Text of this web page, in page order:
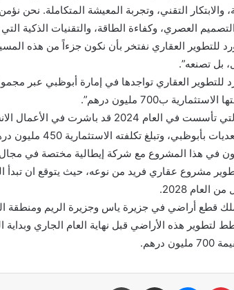
والابتكار التقني، وتجربة المعيشة المتكاملة. نحن
العصري، وكفاءة الطاقة، والتقنيات الذكية
للتطوير العقاري نفتخر بأن نكون جزءاً من هذه
بل تصنعه”.
العقاري تواجدها في إمارة أبوظبي عبر
ب700 مليون درهم”.
وذكر رحبي أن الشركة التي تأسست في العام
في هذا المشروع مع شركة إيطالية مختصة في مجال
مشروع عقاري فريد من نوعه، حيث يتوقع ان تبدأ
2028.
قطع أراضي في جزيرة ياس وجزيرة الريم ومنطقة
هذه الأراضي قبل نهاية العام الجاري وبداية